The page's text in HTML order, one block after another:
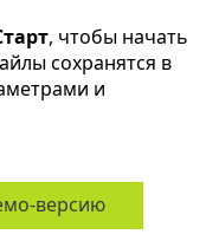
, чтобы начать
сохранятся в
и
версию